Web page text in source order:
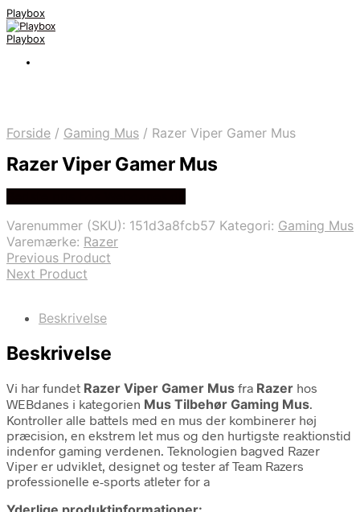
Playbox
Playbox
Forside / Gaming Mus / Razer Viper Gamer Mus
Razer Viper Gamer Mus
Varenummer (SKU): 151d3a8fcb57 Kategori: Gaming Mus
Varemærke: Razer
Previous Product
Next Product
Beskrivelse
Beskrivelse
Vi har fundet Razer Viper Gamer Mus fra Razer hos
WEBdanes i kategorien Mus Tilbehør Gaming Mus.
Kontroller alle battels med en mus der kombinerer høj
præcision, en ekstrem let mus og den hurtigste reaktionstid
indenfor gaming verdenen. Teknologien bagved Razer
Viper er udviklet, designet og tester af Team Razers
professionelle e-sports atleter for a